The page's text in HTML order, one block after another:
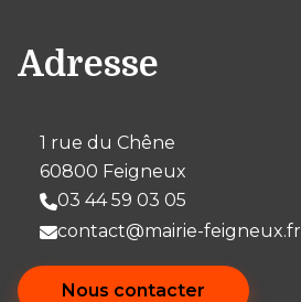
Adresse
1 rue du Chêne
60800 Feigneux
03 44 59 03 05
contact@mairie-feigneux.fr
Nous contacter